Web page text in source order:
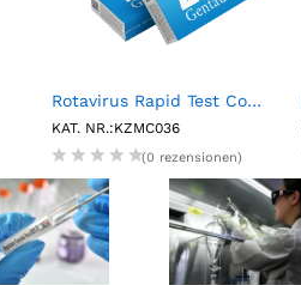
Rotavirus Rapid Test Control Pack (2 X 1.5mL)
KAT. NR.:KZMC036
(0 rezensionen)